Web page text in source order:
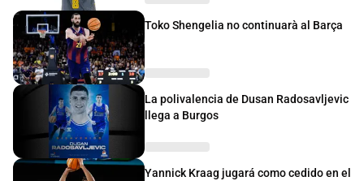
Toko Shengelia no continuarà al Barça
La polivalencia de Dusan Radosavljevic
llega a Burgos
Yannick Kraag jugará como cedido en el